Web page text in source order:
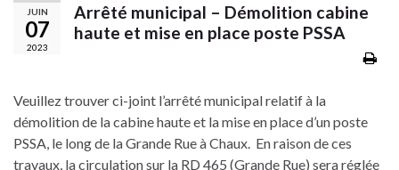
JUIN
07
2023
Arrêté municipal – Démolition cabine
haute et mise en place poste PSSA
Veuillez trouver ci-joint l’arrêté municipal relatif à la
démolition de la cabine haute et la mise en place d’un poste
PSSA, le long de la Grande Rue à Chaux. En raison de ces
travaux, la circulation sur la RD 465 (Grande Rue) sera réglée